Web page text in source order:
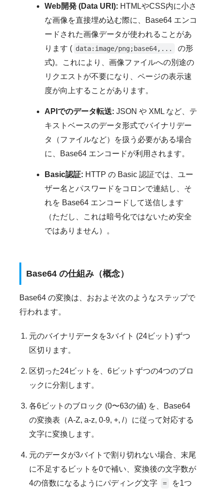
Web開発 (Data URI): HTMLやCSS内に小さ
な画像を直接埋め込む際に、Base64 エンコ
ードされた画像データが使われることがあ
ります ( data:image/png;base64,...
の形
式)。これにより、画像ファイルへの別途の
リクエストが不要になり、ページの表示速
度が向上することがあります。
APIでのデータ転送: JSON や XML など、テ
キストベースのデータ形式でバイナリデー
タ（ファイルなど）を扱う必要がある場合
に、Base64 エンコードが利用されます。
Basic認証: HTTP の Basic 認証では、ユー
ザー名とパスワードをコロンで連結し、そ
れを Base64 エンコードして送信します
（ただし、これは暗号化ではないため安全
ではありません）。
Base64 の仕組み（概念）
Base64 の変換は、おおよそ次のようなステップで
行われます。
元のバイナリデータを3バイト (24ビット) ずつ
区切ります。
区切った24ビットを、6ビットずつの4つのブロ
ックに分割します。
各6ビットのブロック (0〜63の値) を、Base64
の変換表（A-Z, a-z, 0-9, +, /）に従って対応する
文字に変換します。
元のデータが3バイトで割り切れない場合、末尾
に不足するビットを0で補い、変換後の文字数が
4の倍数になるようにパディング文字
= を1つ